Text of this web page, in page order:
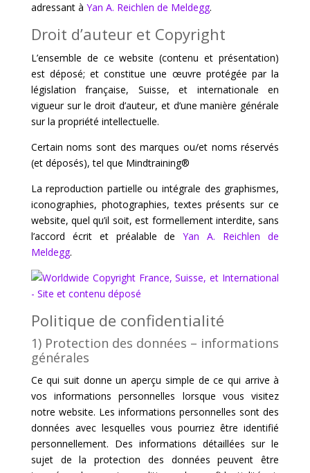
adressant à Yan A. Reichlen de Meldegg.
Droit d’auteur et Copyright
L’ensemble de ce website (contenu et présentation)
est déposé; et constitue une œuvre protégée par la
législation française, Suisse, et internationale en
vigueur sur le droit d’auteur, et d’une manière générale
sur la propriété intellectuelle.
Certain noms sont des marques ou/et noms réservés
(et déposés), tel que Mindtraining®
La reproduction partielle ou intégrale des graphismes,
iconographies, photographies, textes présents sur ce
website, quel qu’il soit, est formellement interdite, sans
l’accord écrit et préalable deYan A. Reichlen de
Meldegg.
Politique de confidentialité
1) Protection des données – informations
générales
Ce qui suit donne un aperçu simple de ce qui arrive à
vos informations personnelles lorsque vous visitez
notre website. Les informations personnelles sont des
données avec lesquelles vous pourriez être identifié
personnellement. Des informations détaillées sur le
sujet de la protection des données peuvent être